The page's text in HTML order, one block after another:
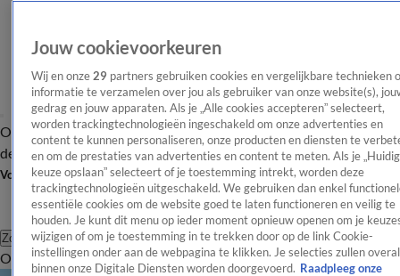
OverzichtAfleveringen Entertainment TV Algemeen
Tip
de redactieNieuwsbrief
Volg Shownieuws
Zoeken
OverzichtEntertainmentSpraakmakendRealityCrimeVideo's
Jouw cookievoorkeuren
Wij en onze 29 partners gebruiken cookies en vergelijkbare technieken
informatie te verzamelen over jou als gebruiker van onze website(s),
gedrag en jouw apparaten. Als je „Alle cookies accepteren” selecteert,
worden trackingtechnologieën ingeschakeld om onze advertenties en
content te kunnen personaliseren, onze producten en diensten te
en om de prestaties van advertenties en content te meten. Als je
keuze opslaan” selecteert of je toestemming intrekt, worden deze
trackingtechnologieën uitgeschakeld. We gebruiken dan enkel
essentiële cookies om de website goed te laten functioneren en veilig te
houden. Je kunt dit menu op ieder moment opnieuw openen om je
wijzigen of om je toestemming in te trekken door op de link Cookie-
instellingen onder aan de webpagina te klikken. Je selecties zullen overal
binnen onze Digitale Diensten worden doorgevoerd. Raadpleeg onze